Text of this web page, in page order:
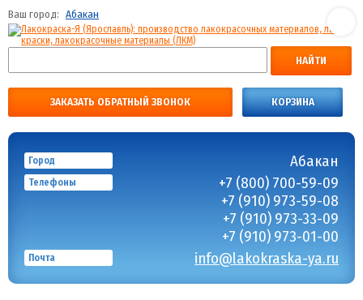
Ваш город: Абакан
НАЙТИ
ЗАКАЗАТЬ ОБРАТНЫЙ ЗВОНОК КОРЗИНА
Город Абакан
Телефоны
+7 (800) 700-59-09
+7 (910) 973-59-08
+7 (910) 973-33-09
+7 (910) 973-01-00
Почта info@lakokraska-ya.ru